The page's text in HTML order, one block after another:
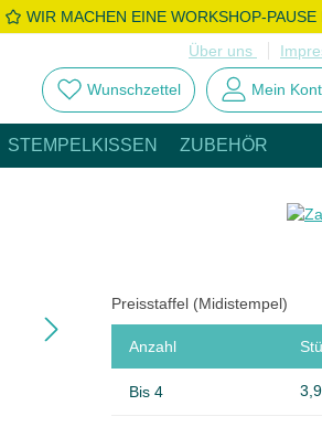
WIR MACHEN EINE WORKSHOP-PAUSE
Über uns
Wunschzettel Mein
STEMPELKISSEN ZUBEHÖR
Preisstaffel (Midistempel)
Anzahl
Bis4